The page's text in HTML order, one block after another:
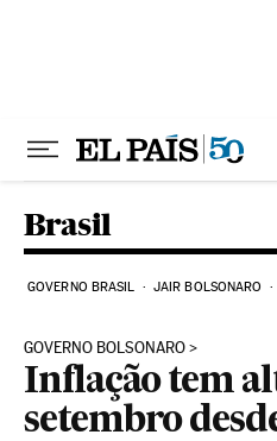
Brasil
GOVERNO BRASIL JAIR BOLSONARO
GOVERNO BOLSONARO
Inflação tem
setembro